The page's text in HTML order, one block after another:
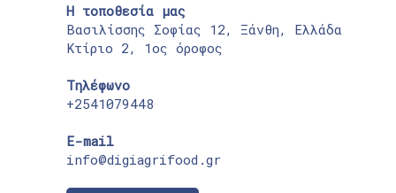
Η τοποθεσία μας
Βασιλίσσης Σοφίας 12, Ξάνθη, Ελλάδα
Κτίριο 2, 1ος όροφος
Τηλέφωνο
+2541079448
E-mail
info@digiagrifood.gr